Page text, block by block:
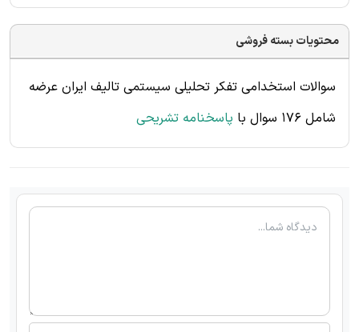
محتویات بسته فروشی
سوالات استخدامی تفکر تحلیلی سیستمی تالیف ایران عرضه
شامل 176 سوال
با پاسخنامه تشریحی